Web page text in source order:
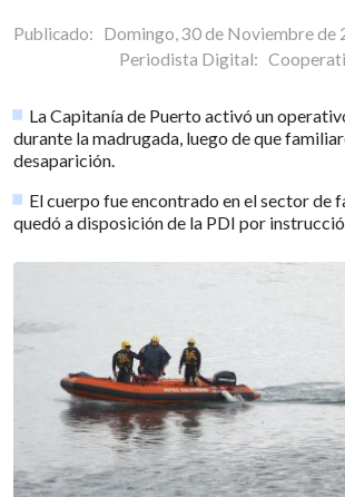
Publicado: Domingo, 30 de Noviembre de
Periodista Digital:
La Capitanía de Puerto activó un
durante la madrugada, luego de que
desaparición.
El cuerpo fue encontrado en el sector de
quedó a disposición de la PDI por